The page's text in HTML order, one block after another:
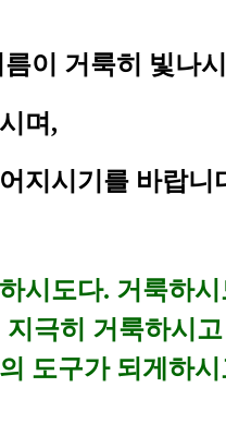
이 거룩히 빛나
며,
지시기를 바랍니
시도다. 거룩하
극히 거룩하시
도구가 되게하